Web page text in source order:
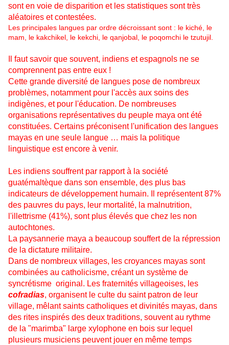
sont en voie de disparition et les statistiques sont très
aléatoires et contestées.
Les principales langues par ordre décroissant sont : le kiché, le
mam, le kakchikel, le kekchi, le qanjobal, le poqomchi le tzutujil.
Il faut savoir que souvent, indiens et espagnols ne se
comprennent pas entre eux !
Cette grande diversité de langues pose de nombreux
problèmes, notamment pour l'accès aux soins des
indigènes, et pour l'éducation. De nombreuses
organisations représentatives du peuple maya ont été
constituées. Certains préconisent l'unification des langues
mayas en une seule langue … mais la politique
linguistique est encore à venir.
Les indiens souffrent par rapport à la société
guatémaltèque dans son ensemble, des plus bas
indicateurs de développement humain. Il représentent 87%
des pauvres du pays, leur mortalité, la malnutrition,
l'illettrisme (41%), sont plus élevés que chez les non
autochtones.
La paysannerie maya a beaucoup souffert de la répression
de la dictature militaire.
Dans de nombreux villages, les croyances mayas sont
combinées au catholicisme, créant un système de
syncrétisme original. Les fraternités villageoises, les
cofradias, organisent le culte du saint patron de leur
village, mêlant saints catholiques et divinités mayas, dans
des rites inspirés des deux traditions, souvent au rythme
de la "marimba" large xylophone en bois sur lequel
plusieurs musiciens peuvent jouer en même temps